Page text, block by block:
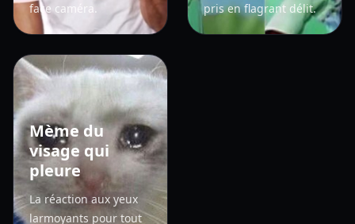
face caméra.
pris en flagrant délit.
Mème du
visage qui
pleure
La réaction aux yeux
larmoyants pour tout